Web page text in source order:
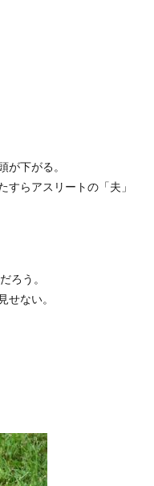
が下がる。
すらアスリートの「夫」
ろう。
せない。